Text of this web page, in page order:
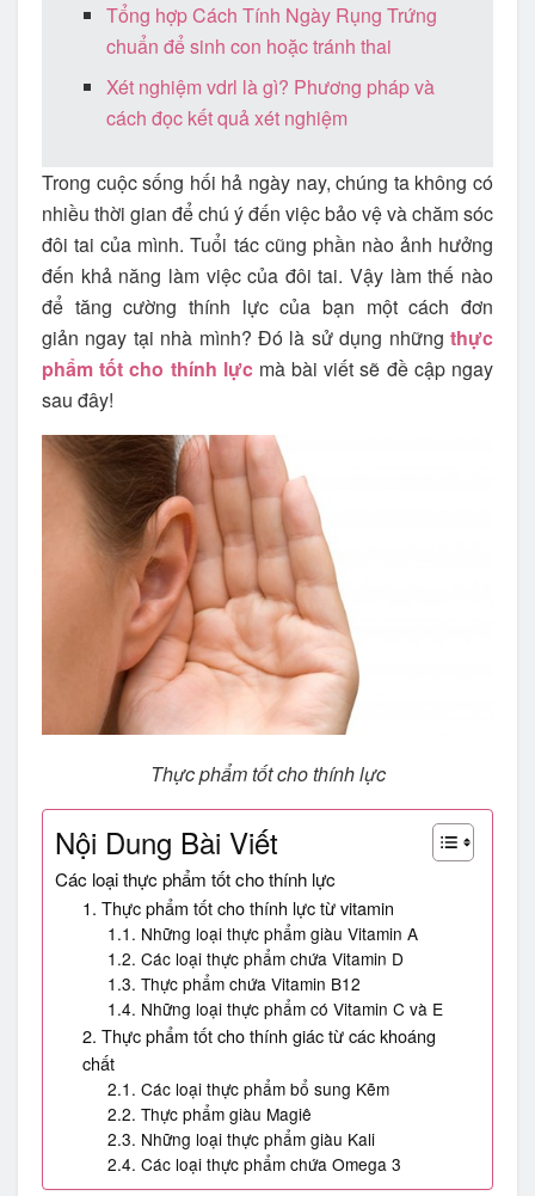
Tổng hợp Cách Tính Ngày Rụng Trứng
chuẩn để sinh con hoặc tránh thai
Xét nghiệm vdrl là gì? Phương pháp và
cách đọc kết quả xét nghiệm
Trong cuộc sống hối hả ngày nay, chúng ta không có
nhiều thời gian để chú ý đến việc bảo vệ và chăm sóc
đôi tai của mình. Tuổi tác cũng phần nào ảnh hưởng
đến khả năng làm việc của đôi tai. Vậy làm thế nào
để tăng cường thính lực của bạn một cách đơn
giản ngay tại nhà mình? Đó là sử dụng những thực
phẩm tốt cho thính lực mà bài viết sẽ đề cập ngay
sau đây!
Thực phẩm tốt cho thính lực
Nội Dung Bài Viết
Các loại thực phẩm tốt cho thính lực
1. Thực phẩm tốt cho thính lực từ vitamin
1.1. Những loại thực phẩm giàu Vitamin A
1.2. Các loại thực phẩm chứa Vitamin D
1.3. Thực phẩm chứa Vitamin B12
1.4. Những loại thực phẩm có Vitamin C và E
2. Thực phẩm tốt cho thính giác từ các khoáng
chất
2.1. Các loại thực phẩm bổ sung Kẽm
2.2. Thực phẩm giàu Magiê
2.3. Những loại thực phẩm giàu Kali
2.4. Các loại thực phẩm chứa Omega 3